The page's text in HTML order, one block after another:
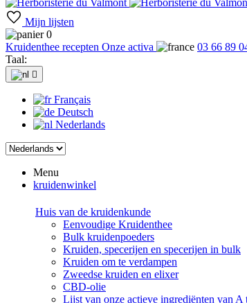
Mijn lijsten
0
Kruidenthee recepten Onze activa 03 66 89
Taal:

Français
Deutsch
Nederlands
Menu
kruidenwinkel
Huis van de kruidenkunde
Eenvoudige Kruidenthee
Bulk kruidenpoeders
Kruiden, specerijen en specerijen in bulk
Kruiden om te verdampen
Zweedse kruiden en elixer
CBD-olie
Lijst van onze actieve ingrediënten van A